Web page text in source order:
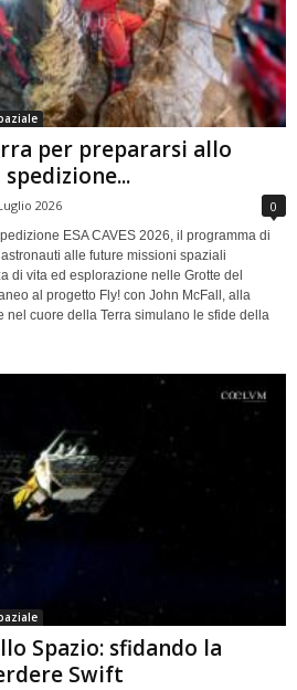
per prepararsi allo
2026 0
ESA CAVES 2026, il programma di
alle future missioni spaziali
di vita ed esplorazione nelle Grotte del
al progetto Fly! con John McFall, alla
nel cuore della Terra simulano le sfide della
Spazio: sfidando la
Swift